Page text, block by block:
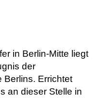
in Berlin-Mitte liegt
der
Berlins. Errichtet
an dieser Stelle in